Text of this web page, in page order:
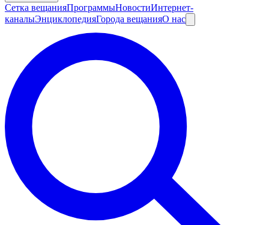
Сетка вещанияПрограммыНовостиИнтернет-
каналыЭнциклопедияГорода вещанияО нас